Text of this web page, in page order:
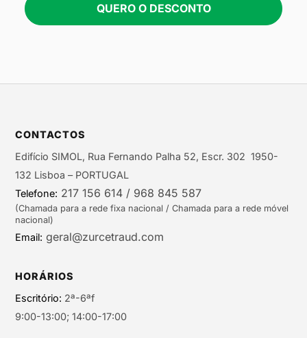
QUERO O DESCONTO
CONTACTOS
Edifício SIMOL, Rua Fernando Palha 52, Escr. 302 1950-
132 Lisboa – PORTUGAL
Telefone: 217 156 614 / 968 845 587
(Chamada para a rede fixa nacional / Chamada para a rede móvel
nacional)
Email: geral@zurcetraud.com
HORÁRIOS
Escritório: 2ª-6ªf
9:00-13:00; 14:00-17:00